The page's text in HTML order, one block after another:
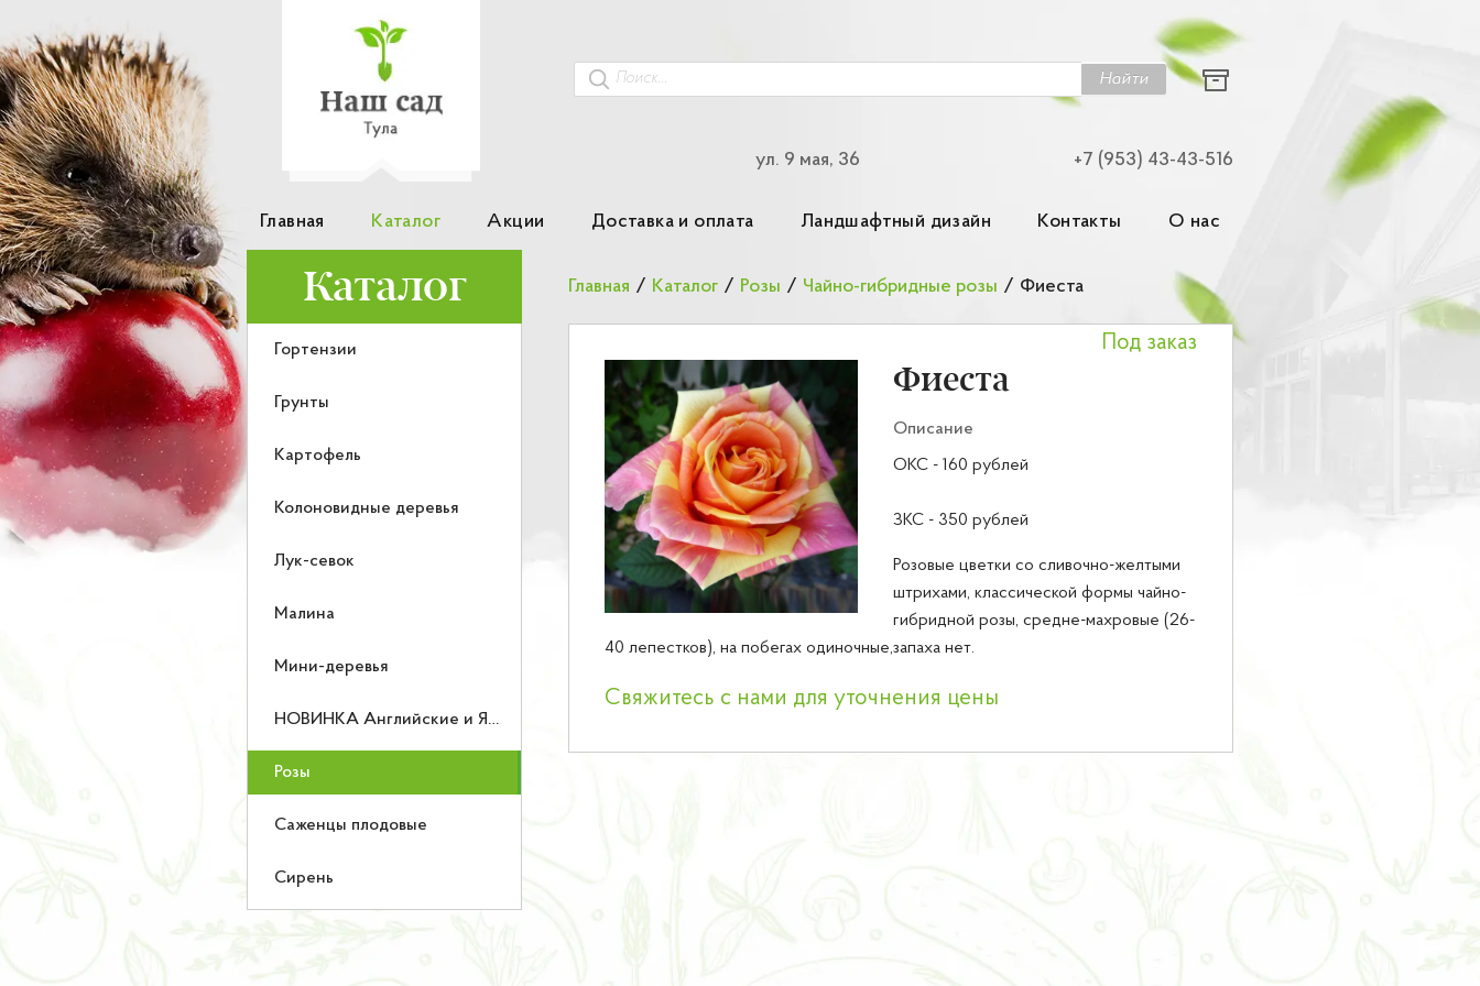
Найти
ул. 9 мая, 36 +7 (953) 43-43-516
Главная Каталог Акции Доставка и оплата Ландшафтный дизайн Контакты О нас
Каталог
Гортензии
Грунты
Картофель
Колоновидные деревья
Лук-севок
Малина
Мини-деревья
НОВИНКА Английские и Японские розы
Розы
Саженцы плодовые
Сирень
Главная / Каталог / Розы / Чайно-гибридные розы / Фиеста
Фиеста
Под заказ
Описание
ОКС - 160 рублей
ЗКС - 350 рублей
Розовые цветки со сливочно-желтыми
штрихами, классической формы чайно-
гибридной розы, средне-махровые (26-
40 лепестков), на побегах одиночные,запаха нет.
Свяжитесь с нами для уточнения цены